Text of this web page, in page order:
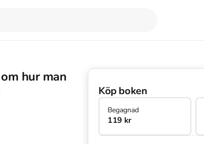
hur man
Köp boken
Begagnad
119 kr